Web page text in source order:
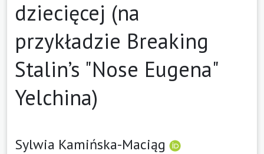
dziecięcej (na
przykładzie Breaking
Stalin’s "Nose Eugena"
Yelchina)
Sylwia Kamińska-Maciąg